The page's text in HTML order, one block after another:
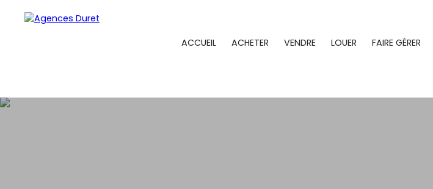
ACCUEIL ACHETER VENDRE LOUER FAIRE GÉRER